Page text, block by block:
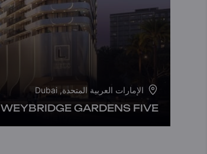
الإمارات العربية المتحدة, Dubai
WEYBRIDGE GARDENS FIVE